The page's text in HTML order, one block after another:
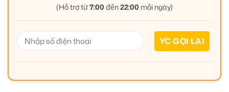
(Hỗ trợ từ7:00 đến22:00 mỗi ngày)